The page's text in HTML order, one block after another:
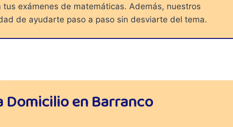
exámenes de matemáticas. Además, nuestros
de ayudarte paso a paso sin desviarte del tema.
Domicilio en Barranco